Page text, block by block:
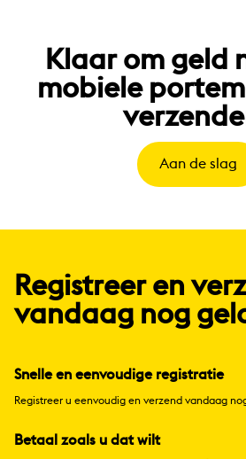
Klaar om geld
mobiele
Aan de slag
Registreer en
vandaag nog
Snelle en eenvoudige registratie
Registreer u eenvoudig en verzend vandaag
Betaal zoals u dat wilt